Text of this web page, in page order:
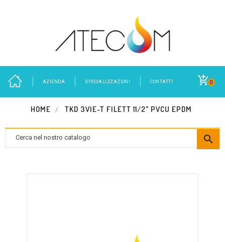
0
AZIENDA SPECIALIZZAZIONI CONTATTI
HOME TKD 3VIE-T FILETT 11/2" PVCU EPDM
